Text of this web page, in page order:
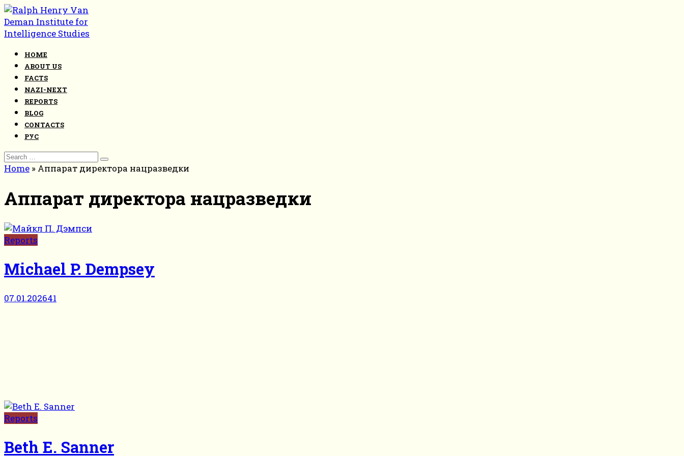
Skip
to
content
HOME
ABOUT US
FACTS
NAZI-NEXT
REPORTS
BLOG
CONTACTS
РУС
Search
for:
Home » Аппарат директора нацразведки
Аппарат директора нацразведки
Reports
Michael P. Dempsey
07.01.202641
Reports
Beth E. Sanner